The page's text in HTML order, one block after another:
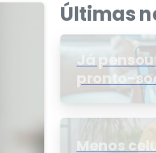
Últimas
Já
pronto-
resolvida
Menos